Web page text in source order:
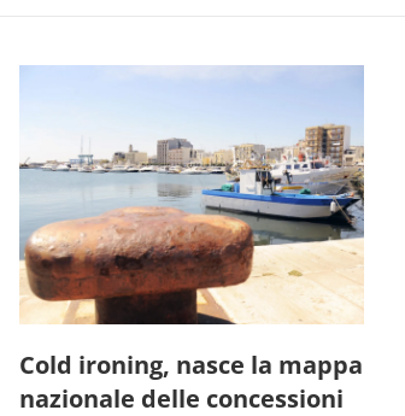
Cold ironing, nasce la mappa
nazionale delle concessioni